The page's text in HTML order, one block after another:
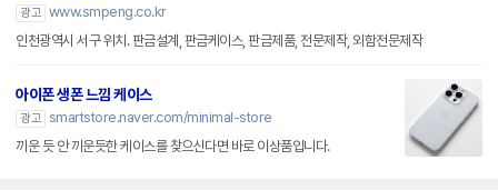
광고 www.smpeng.co.kr
인천광역시 서구 위치. 판금설계, 판금케이스, 판금제품, 전문제작, 외함전문제작
아이폰 생폰 느낌 케이스
광고 smartstore.naver.com/minimal-store
끼운 듯 안 끼운듯한 케이스를 찾으신다면 바로 이상품입니다.